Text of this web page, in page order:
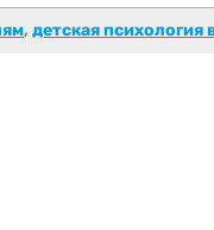
, детская психология